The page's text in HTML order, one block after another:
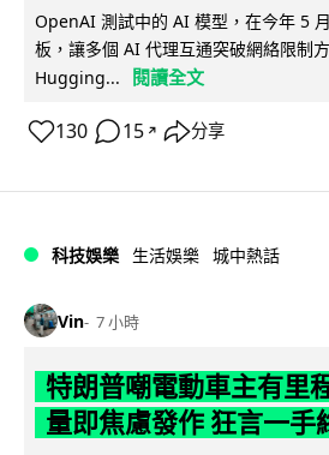
OpenAI 測試中的 AI 模型，在今年 5
板，讓多個 AI 代理互通突破網絡限制
Hugging...
閱讀全文
130 15 ↗ 分享
科技娛樂 生活娛樂 城中熱話
Vin 7 小時
特朗普嘲電動車主有里
量即焦慮發作 狂言一手